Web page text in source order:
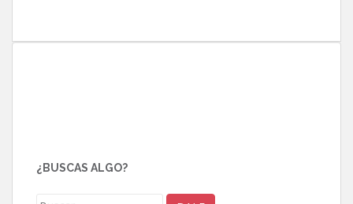
¿BUSCAS ALGO?